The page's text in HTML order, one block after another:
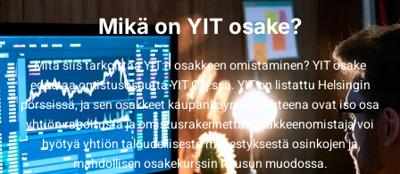
Mikä on YIT osake?
Mitä siis tarkoittaa YIT:n osakkeen omistaminen? YIT osake
edustaa omistusosuutta YIT Oyj:ssä. YIT on listattu Helsingin
pörssissä, ja sen osakkeet kaupankäynnin kohteena ovat iso osa
yhtiön rahoitusta ja omistusrakennetta. Osakkeenomistaja voi
hyötyä yhtiön taloudellisesta menestyksestä osinkojen ja
mahdollisen osakekurssin nousun muodossa.